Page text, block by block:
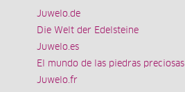
Juwelo.de
Die Welt der Edelsteine
Juwelo.es
El mundo de las piedras preciosas
Juwelo.fr